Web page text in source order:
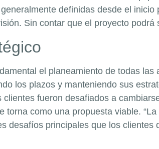
definidas desde el
Sin contar que el proyecto
el planeamiento de todas
los plazos y manteniendo sus
fueron desafiados a
torna como una propuesta viable.
desafíos principales que los